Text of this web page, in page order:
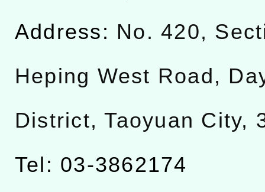
Address: No. 420,
Heping West Road,
District, Taoyuan City,
Tel: 03-3862174